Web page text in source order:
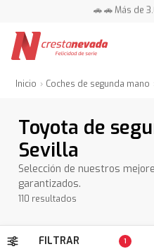
📍 Centros
📍 Centros en
Inicio Coches de segunda mano
Toyota de
Sevilla
Selección de nuestros
garantizados.
110 resultados
FILTRAR 1